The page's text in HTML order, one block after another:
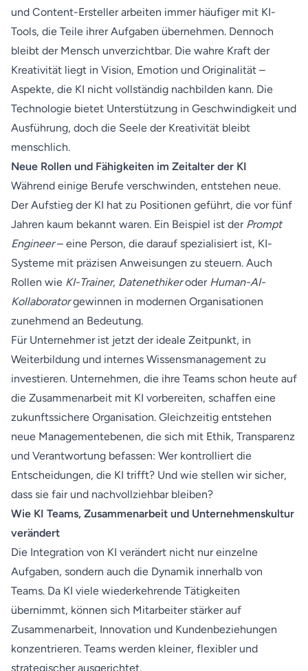
und Content-Ersteller arbeiten immer häufiger mit KI-
Tools, die Teile ihrer Aufgaben übernehmen. Dennoch
bleibt der Mensch unverzichtbar. Die wahre Kraft der
Kreativität liegt in Vision, Emotion und Originalität –
Aspekte, die KI nicht vollständig nachbilden kann. Die
Technologie bietet Unterstützung in Geschwindigkeit und
Ausführung, doch die Seele der Kreativität bleibt
menschlich.
Neue Rollen und Fähigkeiten im Zeitalter der KI
Während einige Berufe verschwinden, entstehen neue.
Der Aufstieg der KI hat zu Positionen geführt, die vor fünf
Jahren kaum bekannt waren. Ein Beispiel ist der Prompt
Engineer– eine Person, die darauf spezialisiert ist, KI-
Systeme mit präzisen Anweisungen zu steuern. Auch
Rollen wie KI-Trainer, Datenethikeroder Human-AI-
Kollaboratorgewinnen in modernen Organisationen
zunehmend an Bedeutung.
Für Unternehmer ist jetzt der ideale Zeitpunkt, in
Weiterbildung und internes Wissensmanagement zu
investieren. Unternehmen, die ihre Teams schon heute auf
die Zusammenarbeit mit KI vorbereiten, schaffen eine
zukunftssichere Organisation. Gleichzeitig entstehen
neue Managementebenen, die sich mit Ethik, Transparenz
und Verantwortung befassen: Wer kontrolliert die
Entscheidungen, die KI trifft? Und wie stellen wir sicher,
dass sie fair und nachvollziehbar bleiben?
Wie KI Teams, Zusammenarbeit und Unternehmenskultur
verändert
Die Integration von KI verändert nicht nur einzelne
Aufgaben, sondern auch die Dynamik innerhalb von
Teams. Da KI viele wiederkehrende Tätigkeiten
übernimmt, können sich Mitarbeiter stärker auf
Zusammenarbeit, Innovation und Kundenbeziehungen
konzentrieren. Teams werden kleiner, flexibler und
strategischer ausgerichtet.